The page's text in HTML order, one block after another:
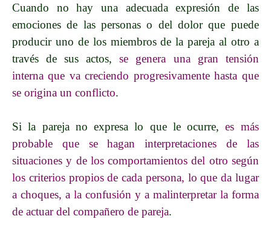
Cuando no hay una adecuada expresión de las
emociones de las personas o del dolor que puede
producir uno de los miembros de la pareja al otro a
través de sus actos,se genera una gran tensión
interna que va creciendo progresivamente hasta que
se origina un conflicto.
Si la pareja no expresa lo que le ocurre,es más
probable que se hagan interpretaciones de las
situaciones y de los comportamientos del otro según
los criterios propios de cada persona, lo que da lugar
a choques, a la confusión y a malinterpretar la forma
de actuar del compañero de pareja.